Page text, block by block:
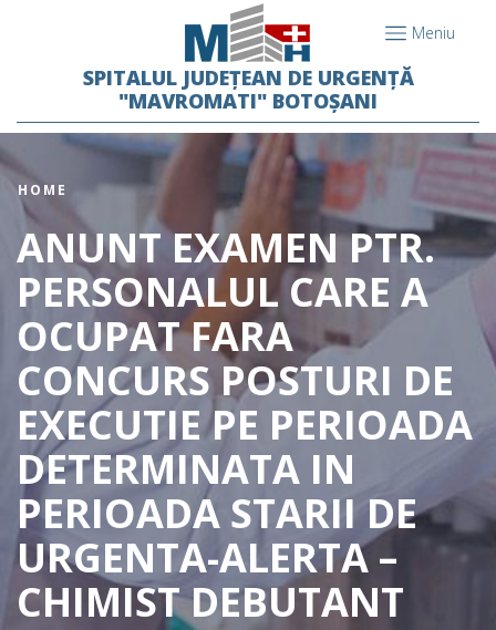
Meniu
SPITALUL JUDEȚEAN DE URGENȚĂ
"MAVROMATI" BOTOȘANI
HOME
ANUNT EXAMEN PTR.
PERSONALUL CARE A
OCUPAT FARA
CONCURS POSTURI DE
EXECUTIE PE PERIOADA
DETERMINATA IN
PERIOADA STARII DE
URGENTA-ALERTA –
CHIMIST DEBUTANT